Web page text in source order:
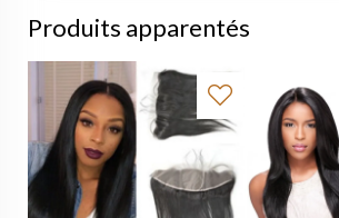
Produits apparentés